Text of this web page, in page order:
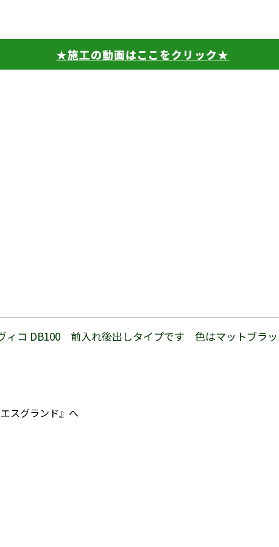
★施工の動画はここをクリック★
コ DB100 前入れ後出しタイプです 色はマットブラ
スグランド』へ